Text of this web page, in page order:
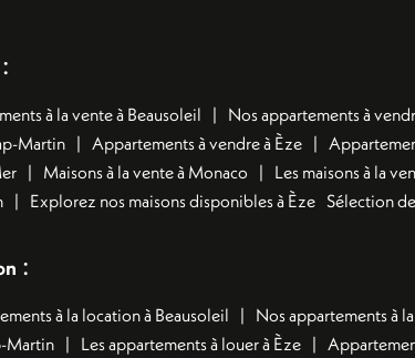
:
à la vente à Beausoleil Nos appartements à
Martin
Appartements à vendre à Èze
Maisons à la vente à Monaco Les maisons à la
Explorez nos maisons disponibles à Èze Sélection
:
à la location à Beausoleil Nos appartements à
Martin
Les appartements à louer à Èze